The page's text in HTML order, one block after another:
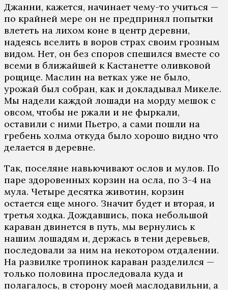
Джанни, кажется, начинает чему-то учиться —
по крайней мере он не предпринял попытки
влететь на лихом коне в центр деревни,
надеясь вселить в воров страх своим грозным
видом. Нет, он без споров спешился вместе со
всеми в ближайшей к Кастанетте оливковой
рощице. Маслин на ветках уже не было,
урожай был собран, как и докладывал Микеле.
Мы надели каждой лошади на морду мешок с
овсом, чтобы не ржали и не фыркали,
оставили с ними Пьетро, а сами пошли на
гребень холма откуда было хорошо видно что
делается в деревне.
Так, поселяне навьючивают ослов и мулов. По
паре здоровенных корзин на осла, по 3-4 на
мула. Четыре десятка животин, корзин
остается еще много. Значит будет и вторая, и
третья ходка. Дождавшись, пока небольшой
караван двинется в путь, мы вернулись к
нашим лошадям и, держась в тени деревьев,
последовали за ним на некотором отдалении.
На развилке тропинок караван разделился —
только половина проследовала куда и
полагалось, в сторону моей маслодавильни, а